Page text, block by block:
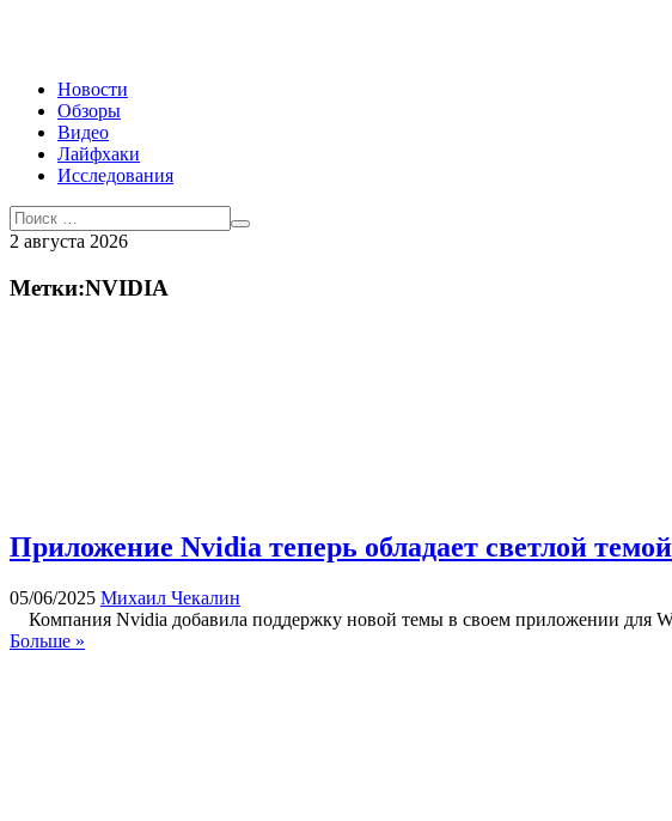
Новости
Обзоры
Видео
Лайфхаки
Исследования
2 августа 2026
Метки:NVIDIA
Приложение Nvidia теперь обладает светлой темой
05/06/2025 Михаил Чекалин
Компания Nvidia добавила поддержку новой темы в своем приложении для
Больше »